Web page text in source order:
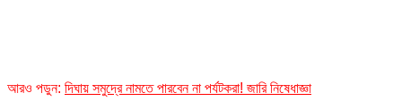
আরও পডুন: দিঘায় সমুদ্রে নামতে পারবেন না পর্যটকরা! জারি নিষেধাজ্ঞা